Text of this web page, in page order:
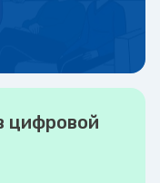
цифровой